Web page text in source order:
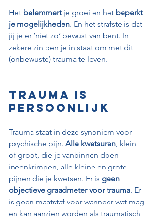
Het belemmert je groei en het beperkt
je mogelijkheden. En het strafste is dat
jij je er ‘niet zo’ bewust van bent. In
zekere zin ben je in staat om met dit
(onbewuste) trauma te leven.
Trauma is
persoonlijk
Trauma staat in deze synoniem voor
psychische pijn. Alle kwetsuren, klein
of groot, die je vanbinnen doen
ineenkrimpen, alle kleine en grote
pijnen die je kwetsen. Er is geen
objectieve graadmeter voor trauma. Er
is geen maatstaf voor wanneer wat mag
en kan aanzien worden als traumatisch